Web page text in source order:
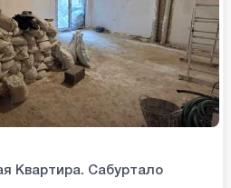
Квартира. Сабуртало